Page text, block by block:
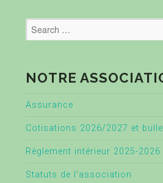
NOTRE
Assurance
Cotisations 2026/2027 et
Règlement intérieur 2025-2026
Statuts de l’association